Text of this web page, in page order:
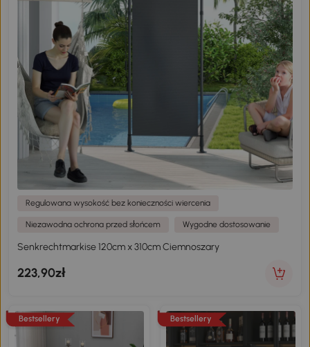
Regulowana wysokość bez konieczności wiercenia
Niezawodna ochrona przed słońcem Wygodne dostosowanie
Senkrechtmarkise 120cm x 310cm Ciemnoszary
223,90zł
Bestsellery Bestsellery